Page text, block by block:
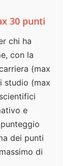
30 punti
chi ha
con la
(max
studio (max
e
dei punti
di